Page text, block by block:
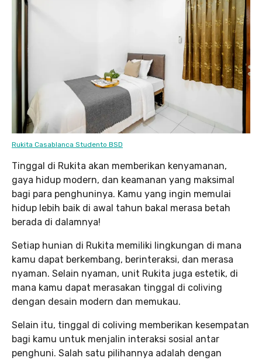
Rukita Casablanca Studento BSD
Tinggal di Rukita akan memberikan kenyamanan,
gaya hidup modern, dan keamanan yang maksimal
bagi para penghuninya. Kamu yang ingin memulai
hidup lebih baik di awal tahun bakal merasa betah
berada di dalamnya!
Setiap hunian di Rukita memiliki lingkungan di mana
kamu dapat berkembang, berinteraksi, dan merasa
nyaman. Selain nyaman, unit Rukita juga estetik, di
mana kamu dapat merasakan tinggal di coliving
dengan desain modern dan memukau.
Selain itu, tinggal di coliving memberikan kesempatan
bagi kamu untuk menjalin interaksi sosial antar
penghuni. Salah satu pilihannya adalah dengan